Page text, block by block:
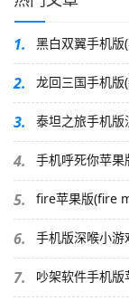
1. 黑白双翼手机
2. 龙回三国手机版
3. 泰坦之旅手机
4. 手机呼死你苹
5. fire苹果版(fire
6. 手机版深喉小游
7. 吵架软件手机